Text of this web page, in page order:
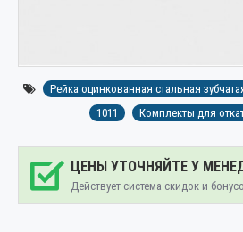
Рейка оцинкованная стальная
1011
Комплекты для
ЦЕНЫ УТОЧНЯЙТЕ У
Действует система скидок и